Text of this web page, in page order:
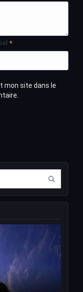
*
mon site dans le